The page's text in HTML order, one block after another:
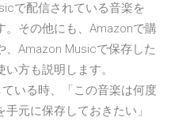
で配信されている音楽を
。その他にも、Amazonで購
、Amazon Musicで保存した
方も説明します。
いる時、「この音楽は何度
元に保存しておきたい」